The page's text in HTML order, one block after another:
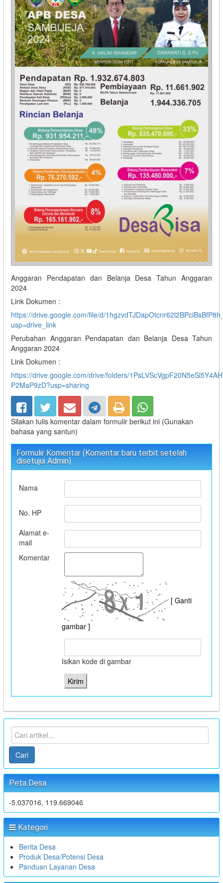
Anggaran Pendapatan dan Belanja Desa Tahun Anggaran
2024
Link Dokumen :
https://drive.google.com/file/d/
usp=drive_link
Perubahan Anggaran Pendapatan dan Belanja Desa Tahun
Anggaran 2024
Link Dokumen :
https://drive.google.com/drive/folders/
P2MaP9zD?usp=sharing
Silakan tulis komentar dalam formulir berikut ini (Gunakan
bahasa yang santun)
Formulir Komentar (Komentar baru terbit setelah
disetujui Admin)
Nama
No. HP
Alamat e-
mail
Komentar
[ Ganti
gambar ]
Isikan kode di gambar
Cari
Peta Desa
-5.037016, 119.669046
Kategori
Berita Desa
Produk Desa/Potensi Desa
Panduan Layanan Desa